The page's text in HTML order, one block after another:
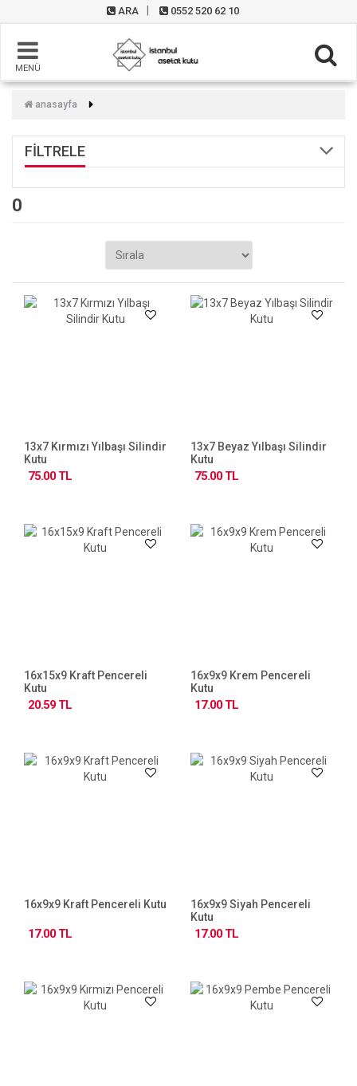
ARA 0552 520 62 10
MENÜ
anasayfa
FİLTRELE
0
13x7 Kırmızı Yılbaşı Silindir
Kutu
75.00 TL
13x7 Beyaz Yılbaşı Silindir
Kutu
75.00 TL
16x15x9 Kraft Pencereli
Kutu
20.59 TL
16x9x9 Krem Pencereli
Kutu
17.00 TL
16x9x9 Kraft Pencereli Kutu
17.00 TL
16x9x9 Siyah Pencereli
Kutu
17.00 TL